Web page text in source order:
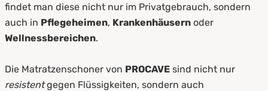
findet man diese nicht nur im Privatgebrauch, sondern
auch in Pflegeheimen, Krankenhäusern oder
Wellnessbereichen.
Die Matratzenschoner von PROCAVE sind nicht nur
resistentgegen Flüssigkeiten, sondern auch